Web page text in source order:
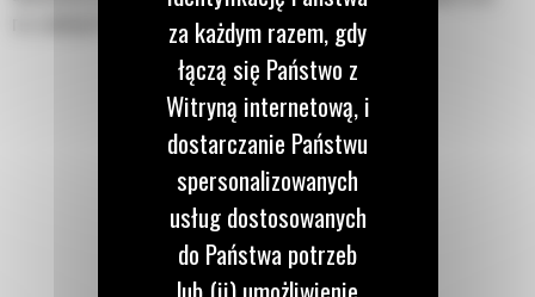
rur wodnych lub gazowych.za każdym razem, gdy
łączą się Państwo z
Witryną internetową, i
dostarczanie Państwu
spersonalizowanych
usług dostosowanych
do Państwa potrzeb